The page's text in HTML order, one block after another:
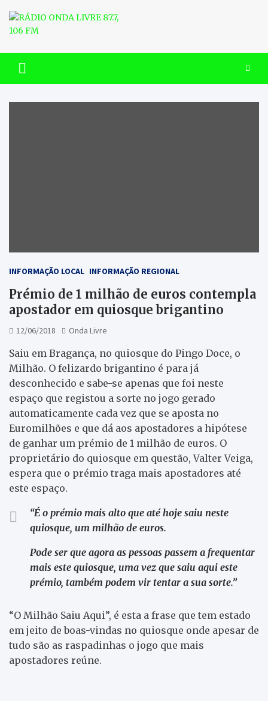
content
RÁDIO ONDA LIVRE 87.7, 106
FM
INFORMAÇÃO LOCAL INFORMAÇÃO REGIONAL
Prémio de 1 milhão de euros contempla
apostador em quiosque brigantino
12/06/2018 Onda Livre
Saiu em Bragança, no quiosque do Pingo Doce, o
Milhão. O felizardo brigantino é para já
desconhecido e sabe-se apenas que foi neste
espaço que registou a sorte no jogo gerado
automaticamente cada vez que se aposta no
Euromilhões e que dá aos apostadores a hipótese
de ganhar um prémio de 1 milhão de euros. O
proprietário do quiosque em questão, Valter Veiga,
espera que o prémio traga mais apostadores até
este espaço.
“É o prémio mais alto que até hoje saiu neste
quiosque, um milhão de euros.
Pode ser que agora as pessoas passem a frequentar
mais este quiosque, uma vez que saiu aqui este
prémio, também podem vir tentar a sua sorte.”
“O Milhão Saiu Aqui”, é esta a frase que tem estado
em jeito de boas-vindas no quiosque onde apesar de
tudo são as raspadinhas o jogo que mais
apostadores reúne.